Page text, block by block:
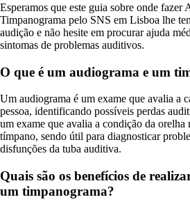
Esperamos que este guia sobre onde fazer
Timpanograma pelo SNS em Lisboa lhe
audição e não hesite em procurar ajuda
sintomas de problemas auditivos.
O que é um audiograma e um
Um audiograma é um exame que avalia a
pessoa, identificando possíveis perdas
um exame que avalia a condição da
tímpano, sendo útil para diagnosticar
disfunções da tuba auditiva.
Quais são os benefícios de
um timpanograma?